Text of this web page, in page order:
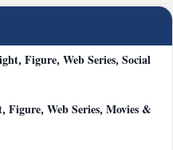
Figure, Web Series, Social
Figure, Web Series, Movies &